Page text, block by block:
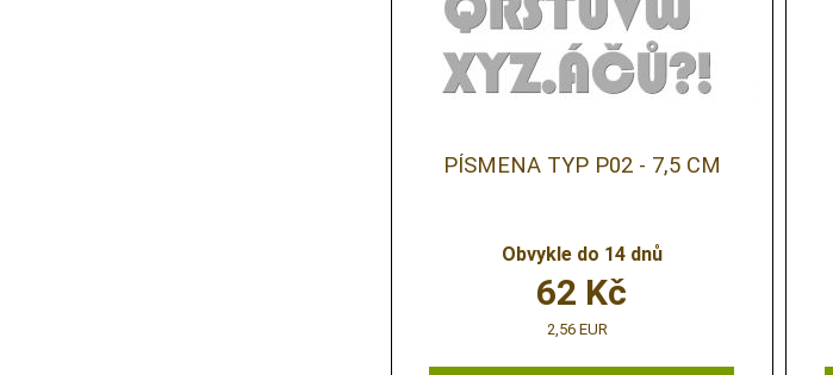
PÍSMENA TYP P02 - 7,5 CM
Obvykle do 14 dnů
62 Kč
2,56 EUR